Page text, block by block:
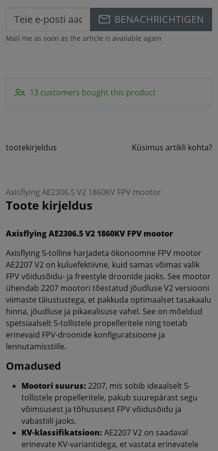
BENACHRICHTIGEN
Mail me as soon as the article is available again
13 customers bought this product
tootekirjeldus Küsimus artikli kohta?
Axisflying AE2306.5 V2 1860KV FPV mootor
Toote kirjeldus
Axisflying AE2306.5 V2 1860KV FPV mootor
Axisflying 5-tolline harjadeta ökonoomne FPV mootor
AE2207 V2 on kuluefektiivne, kuid samas võimas valik
FPV võidusõidu- ja freestyle droonide jaoks. See mootor
ühendab 2207 mootori tõestatud jõudluse V2 versiooni
viimaste täiustustega, et pakkuda optimaalset tasakaalu
hinna, jõudluse ja pikaealisuse vahel. See on mõeldud
spetsiaalselt 5-tollistele propelleritele ning toetab
erinevaid FPV-droonide konfiguratsioone ja
lennutamisstiile.
Omadused
Mootori suurus: 2207, mis sobib ideaalselt 5-
tollistele propelleritele, pakub suurepärast segu
võimsusest ja tõhususest FPV võidusõidu ja
vabastiili jaoks.
KV-klassifikatsioon: AE2207 V2 on saadaval
erinevate KV-variantidega, et vastata erinevatele